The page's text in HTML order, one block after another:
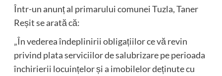
Într-un anunț al primarului comunei Tuzla, Taner
Reșit se arată că:
„În vederea îndeplinirii obligațiilor ce vă revin
privind plata serviciilor de salubrizare pe perioada
închirierii locuințelor și a imobilelor deținute cu